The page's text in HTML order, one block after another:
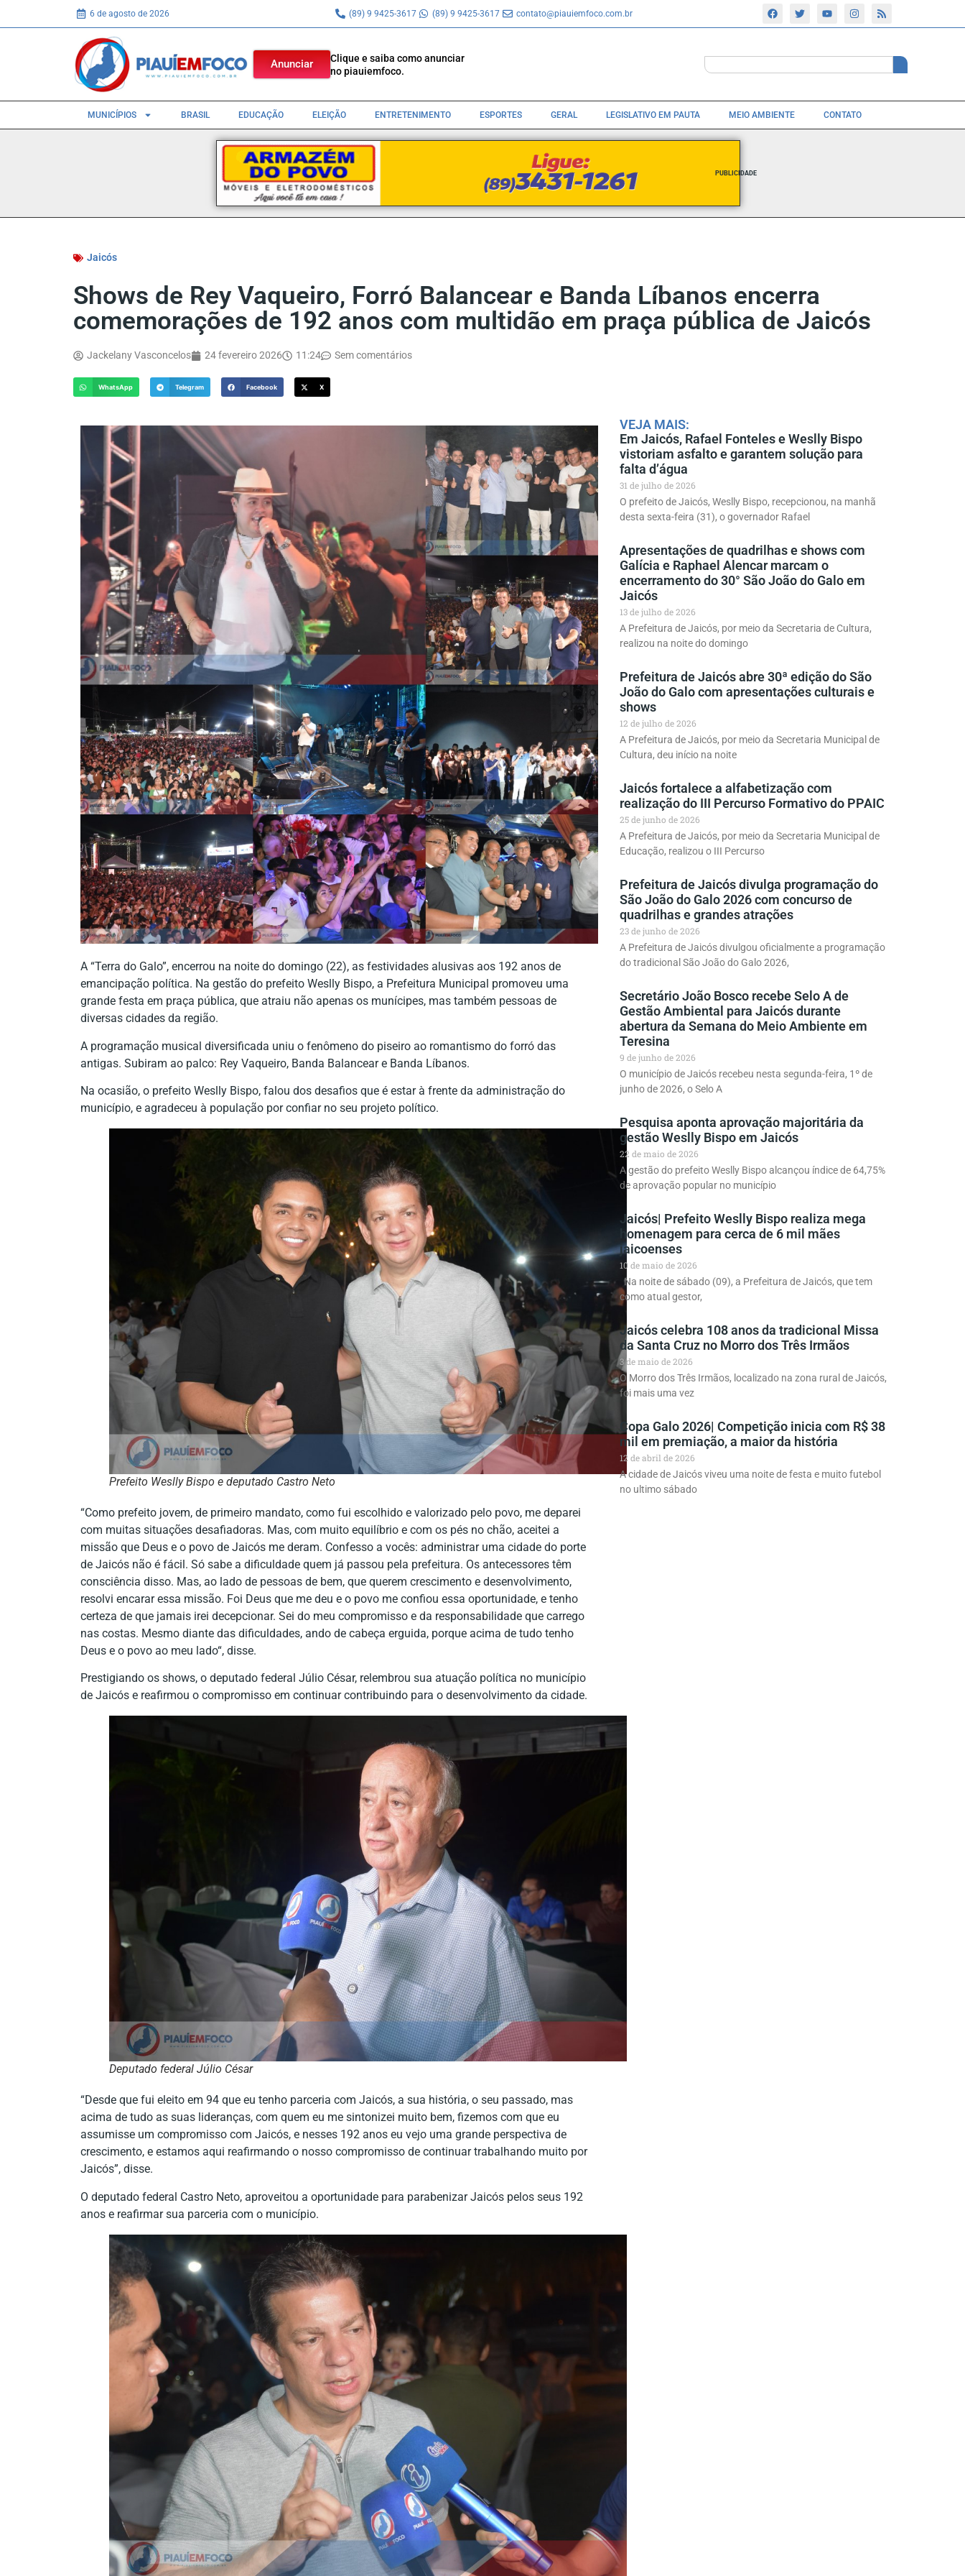
6 de agosto de 2026 (89) 9 9425-3617 (89) 9 9425-3617 contato@piauiemfoco.com.br
Anunciar
Clique e saiba como anunciar
no piauiemfoco.
MUNICÍPIOS BRASIL EDUCAÇÃO ELEIÇÃO ENTRETENIMENTO ESPORTES GERAL LEGISLATIVO EM PAUTA MEIO AMBIENTE CONTATO
PUBLICIDADE
Jaicós
Shows de Rey Vaqueiro, Forró Balancear e Banda Líbanos encerra
comemorações de 192 anos com multidão em praça pública de Jaicós
Jackelany Vasconcelos 24 fevereiro 2026 11:24 Sem comentários
WhatsApp Telegram Facebook X
A “Terra do Galo”, encerrou na noite do domingo (22), as festividades alusivas aos 192 anos de
emancipação política. Na gestão do prefeito Weslly Bispo, a Prefeitura Municipal promoveu uma
grande festa em praça pública, que atraiu não apenas os munícipes, mas também pessoas de
diversas cidades da região.
A programação musical diversificada uniu o fenômeno do piseiro ao romantismo do forró das
antigas. Subiram ao palco: Rey Vaqueiro, Banda Balancear e Banda Líbanos.
Na ocasião, o prefeito Weslly Bispo, falou dos desafios que é estar à frente da administração do
município, e agradeceu à população por confiar no seu projeto político.
Prefeito Weslly Bispo e deputado Castro Neto
“Como prefeito jovem, de primeiro mandato, como fui escolhido e valorizado pelo povo, me deparei
com muitas situações desafiadoras. Mas, com muito equilíbrio e com os pés no chão, aceitei a
missão que Deus e o povo de Jaicós me deram. Confesso a vocês: administrar uma cidade do porte
de Jaicós não é fácil. Só sabe a dificuldade quem já passou pela prefeitura. Os antecessores têm
consciência disso. Mas, ao lado de pessoas de bem, que querem crescimento e desenvolvimento,
resolvi encarar essa missão. Foi Deus que me deu e o povo me confiou essa oportunidade, e tenho
certeza de que jamais irei decepcionar. Sei do meu compromisso e da responsabilidade que carrego
nas costas. Mesmo diante das dificuldades, ando de cabeça erguida, porque acima de tudo tenho
Deus e o povo ao meu lado“, disse.
Prestigiando os shows, o deputado federal Júlio César, relembrou sua atuação política no município
de Jaicós e reafirmou o compromisso em continuar contribuindo para o desenvolvimento da cidade.
Deputado federal Júlio César
“Desde que fui eleito em 94 que eu tenho parceria com Jaicós, a sua história, o seu passado, mas
acima de tudo as suas lideranças, com quem eu me sintonizei muito bem, fizemos com que eu
assumisse um compromisso com Jaicós, e nesses 192 anos eu vejo uma grande perspectiva de
crescimento, e estamos aqui reafirmando o nosso compromisso de continuar trabalhando muito por
Jaicós”, disse.
O deputado federal Castro Neto, aproveitou a oportunidade para parabenizar Jaicós pelos seus 192
anos e reafirmar sua parceria com o município.
VEJA MAIS:
Em Jaicós, Rafael Fonteles e Weslly Bispo
vistoriam asfalto e garantem solução para
falta d’água
31 de julho de 2026
O prefeito de Jaicós, Weslly Bispo, recepcionou, na manhã
desta sexta-feira (31), o governador Rafael
Apresentações de quadrilhas e shows com
Galícia e Raphael Alencar marcam o
encerramento do 30° São João do Galo em
Jaicós
13 de julho de 2026
A Prefeitura de Jaicós, por meio da Secretaria de Cultura,
realizou na noite do domingo
Prefeitura de Jaicós abre 30ª edição do São
João do Galo com apresentações culturais e
shows
12 de julho de 2026
A Prefeitura de Jaicós, por meio da Secretaria Municipal de
Cultura, deu início na noite
Jaicós fortalece a alfabetização com
realização do III Percurso Formativo do PPAIC
25 de junho de 2026
A Prefeitura de Jaicós, por meio da Secretaria Municipal de
Educação, realizou o III Percurso
Prefeitura de Jaicós divulga programação do
São João do Galo 2026 com concurso de
quadrilhas e grandes atrações
23 de junho de 2026
A Prefeitura de Jaicós divulgou oficialmente a programação
do tradicional São João do Galo 2026,
Secretário João Bosco recebe Selo A de
Gestão Ambiental para Jaicós durante
abertura da Semana do Meio Ambiente em
Teresina
9 de junho de 2026
O município de Jaicós recebeu nesta segunda-feira, 1º de
junho de 2026, o Selo A
Pesquisa aponta aprovação majoritária da
gestão Weslly Bispo em Jaicós
22 de maio de 2026
A gestão do prefeito Weslly Bispo alcançou índice de 64,75%
de aprovação popular no município
Jaicós| Prefeito Weslly Bispo realiza mega
homenagem para cerca de 6 mil mães
jaicoenses
10 de maio de 2026
Na noite de sábado (09), a Prefeitura de Jaicós, que tem
como atual gestor,
Jaicós celebra 108 anos da tradicional Missa
da Santa Cruz no Morro dos Três Irmãos
3 de maio de 2026
O Morro dos Três Irmãos, localizado na zona rural de Jaicós,
foi mais uma vez
Copa Galo 2026| Competição inicia com R$ 38
mil em premiação, a maior da história
12 de abril de 2026
A cidade de Jaicós viveu uma noite de festa e muito futebol
no ultimo sábado